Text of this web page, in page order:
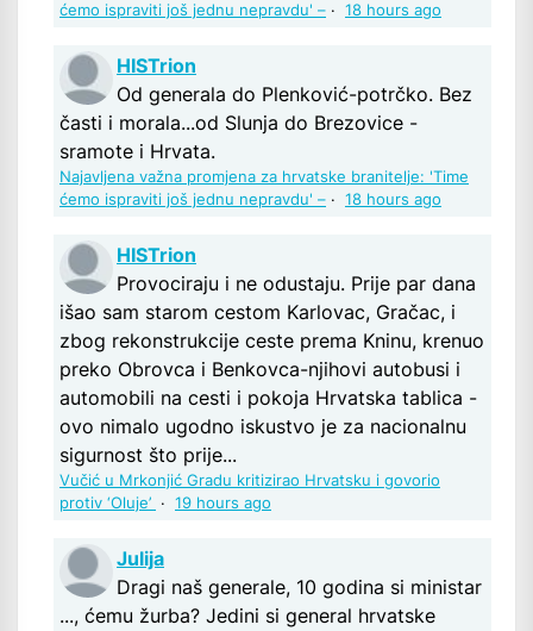
ćemo ispraviti još jednu nepravdu' – · 18 hours ago
HISTrion
Od generala do Plenković-potrčko. Bez
časti i morala...od Slunja do Brezovice -
sramote i Hrvata.
Najavljena važna promjena za hrvatske branitelje: 'Time
ćemo ispraviti još jednu nepravdu' – · 18 hours ago
HISTrion
Provociraju i ne odustaju. Prije par dana
išao sam starom cestom Karlovac, Gračac, i
zbog rekonstrukcije ceste prema Kninu, krenuo
preko Obrovca i Benkovca-njihovi autobusi i
automobili na cesti i pokoja Hrvatska tablica -
ovo nimalo ugodno iskustvo je za nacionalnu
sigurnost što prije...
Vučić u Mrkonjić Gradu kritizirao Hrvatsku i govorio
protiv ‘Oluje’ · 19 hours ago
Julija
Dragi naš generale, 10 godina si ministar
..., ćemu žurba? Jedini si general hrvatske